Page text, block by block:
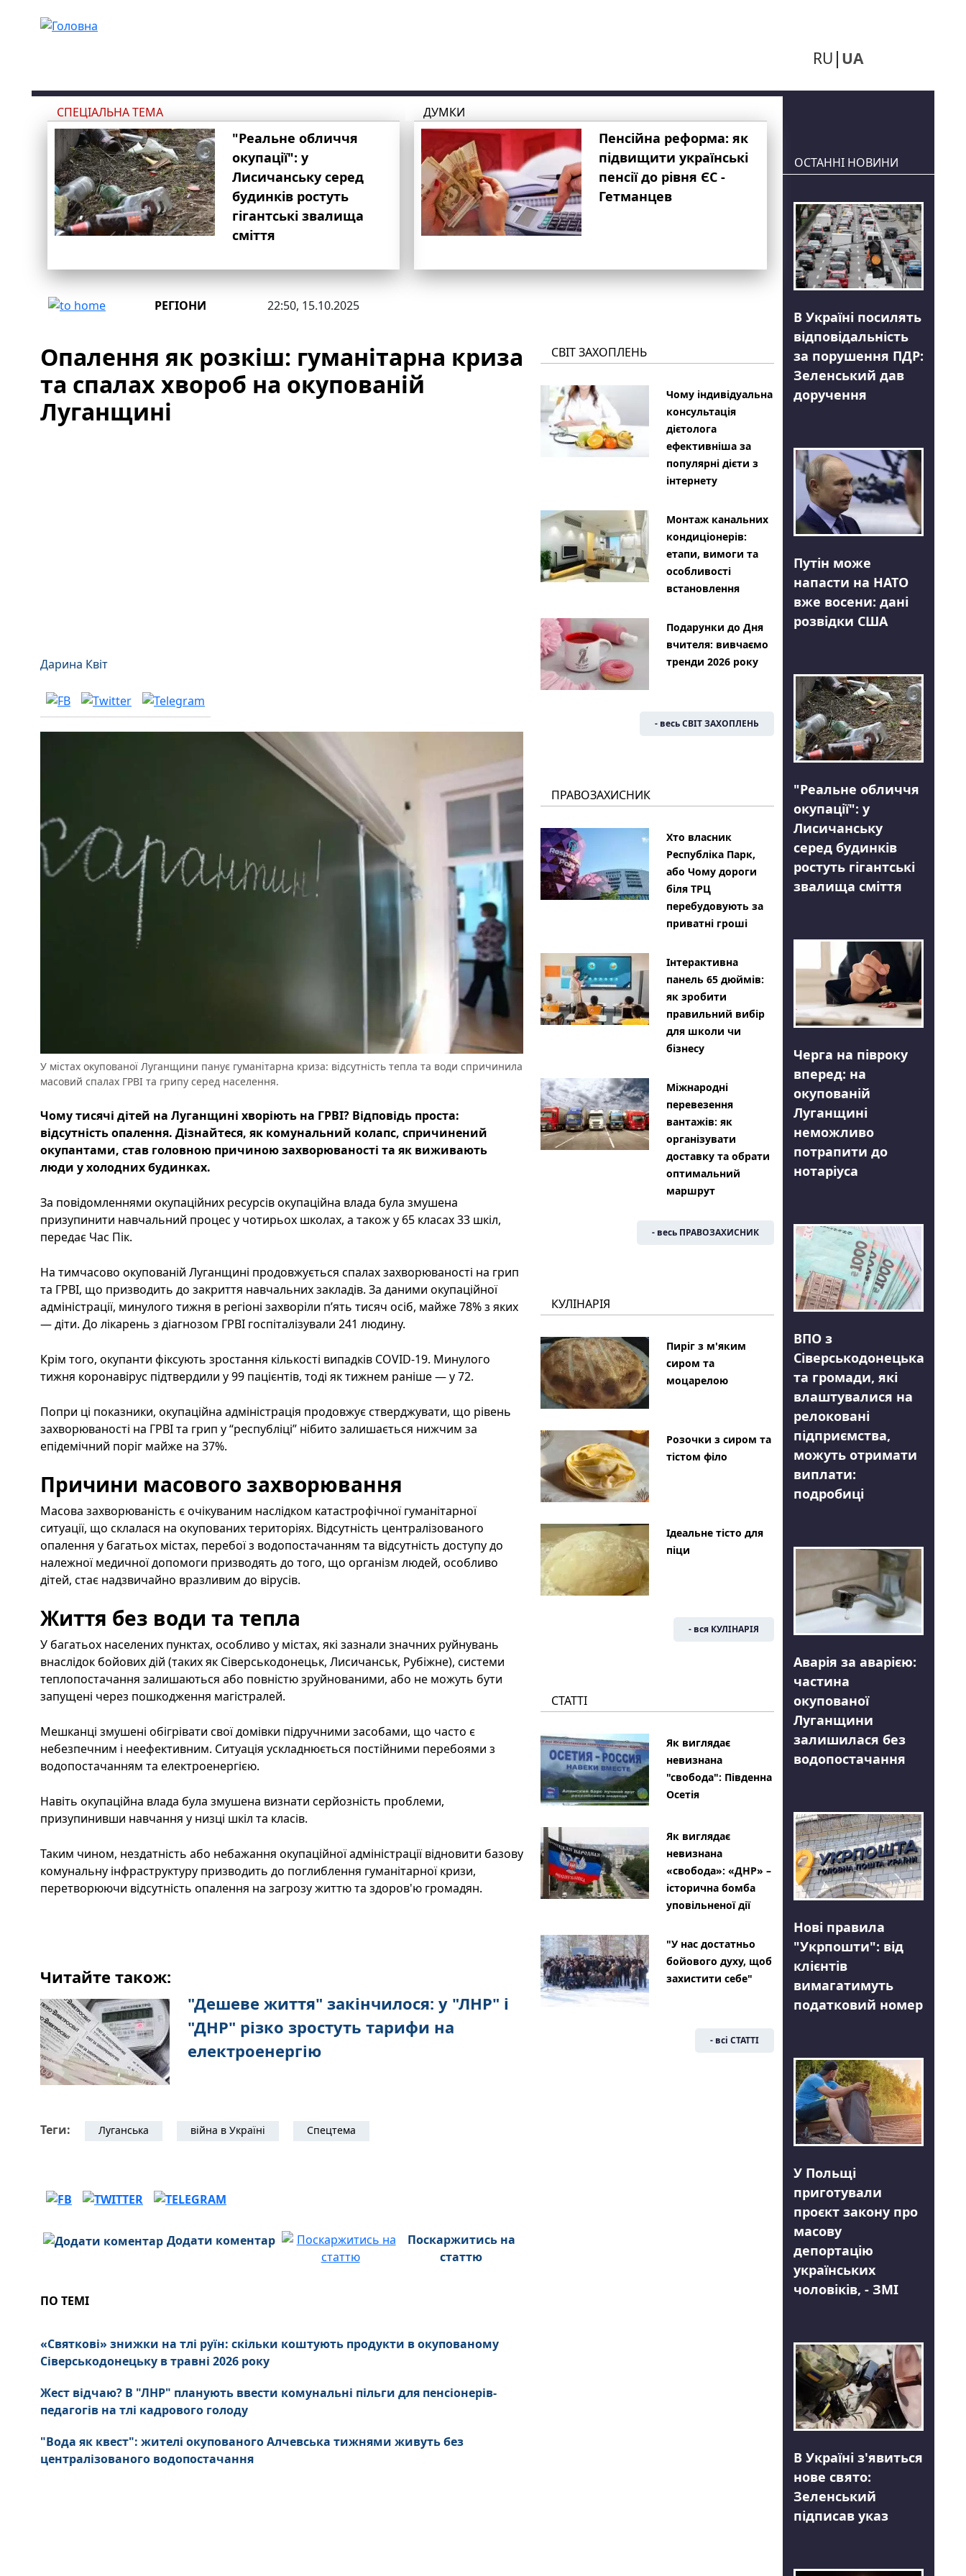
RU UA
СПЕЦІАЛЬНА ТЕМА
"Реальне обличчя
окупації": у
Лисичанську серед
будинків ростуть
гігантські звалища
сміття
ДУМКИ
Пенсійна реформа: як
підвищити українські
пенсії до рівня ЄС -
Гетманцев
РЕГІОНИ 22:50, 15.10.2025
Опалення як розкіш: гуманітарна криза
та спалах хвороб на окупованій
Луганщині
Дарина Квіт
У містах окупованої Луганщини панує гуманітарна криза: відсутність тепла та води спричинила
масовий спалах ГРВІ та грипу серед населення.
Чому тисячі дітей на Луганщині хворіють на ГРВІ? Відповідь проста:
відсутність опалення. Дізнайтеся, як комунальний колапс, спричинений
окупантами, став головною причиною захворюваності та як виживають
люди у холодних будинках.
За повідомленнями окупаційних ресурсів окупаційна влада була змушена
призупинити навчальний процес у чотирьох школах, а також у 65 класах 33 шкіл,
передає Час Пік.
На тимчасово окупованій Луганщині продовжується спалах захворюваності на грип
та ГРВІ, що призводить до закриття навчальних закладів. За даними окупаційної
адміністрації, минулого тижня в регіоні захворіли п’ять тисяч осіб, майже 78% з яких
— діти. До лікарень з діагнозом ГРВІ госпіталізували 241 людину.
Крім того, окупанти фіксують зростання кількості випадків COVID-19. Минулого
тижня коронавірус підтвердили у 99 пацієнтів, тоді як тижнем раніше — у 72.
Попри ці показники, окупаційна адміністрація продовжує стверджувати, що рівень
захворюваності на ГРВІ та грип у “республіці” нібито залишається нижчим за
епідемічний поріг майже на 37%.
Причини масового захворювання
Масова захворюваність є очікуваним наслідком катастрофічної гуманітарної
ситуації, що склалася на окупованих територіях. Відсутність централізованого
опалення у багатьох містах, перебої з водопостачанням та відсутність доступу до
належної медичної допомоги призводять до того, що організм людей, особливо
дітей, стає надзвичайно вразливим до вірусів.
Життя без води та тепла
У багатьох населених пунктах, особливо у містах, які зазнали значних руйнувань
внаслідок бойових дій (таких як Сіверськодонецьк, Лисичанськ, Рубіжне), системи
теплопостачання залишаються або повністю зруйнованими, або не можуть бути
запущені через пошкодження магістралей.
Мешканці змушені обігрівати свої домівки підручними засобами, що часто є
небезпечним і неефективним. Ситуація ускладнюється постійними перебоями з
водопостачанням та електроенергією.
Навіть окупаційна влада була змушена визнати серйозність проблеми,
призупинивши навчання у низці шкіл та класів.
Таким чином, нездатність або небажання окупаційної адміністрації відновити базову
комунальну інфраструктуру призводить до поглиблення гуманітарної кризи,
перетворюючи відсутність опалення на загрозу життю та здоров'ю громадян.
Читайте також:
"Дешеве життя" закінчилося: у "ЛНР" і
"ДНР" різко зростуть тарифи на
електроенергію
Теги: Луганська війна в Україні Спецтема
Додати коментар
Поскаржитись на
статтю
ПО ТЕМІ
«Святкові» знижки на тлі руїн: скільки коштують продукти в окупованому
Сіверськодонецьку в травні 2026 року
Жест відчаю? В "ЛНР" планують ввести комунальні пільги для пенсіонерів-
педагогів на тлі кадрового голоду
"Вода як квест": жителі окупованого Алчевська тижнями живуть без
централізованого водопостачання
СВІТ ЗАХОПЛЕНЬ
Чому індивідуальна
консультація
дієтолога
ефективніша за
популярні дієти з
інтернету
Монтаж канальних
кондиціонерів:
етапи, вимоги та
особливості
встановлення
Подарунки до Дня
вчителя: вивчаємо
тренди 2026 року
- весь СВІТ ЗАХОПЛЕНЬ
ПРАВОЗАХИСНИК
Хто власник
Республіка Парк,
або Чому дороги
біля ТРЦ
перебудовують за
приватні гроші
Інтерактивна
панель 65 дюймів:
як зробити
правильний вибір
для школи чи
бізнесу
Міжнародні
перевезення
вантажів: як
організувати
доставку та обрати
оптимальний
маршрут
- весь ПРАВОЗАХИСНИК
КУЛІНАРІЯ
Пиріг з м'яким
сиром та
моцарелою
Розочки з сиром та
тістом філо
Ідеальне тісто для
піци
- вся КУЛІНАРІЯ
СТАТТІ
Як виглядає
невизнана
"свобода": Південна
Осетія
Як виглядає
невизнана
«свобода»: «ДНР» –
історична бомба
уповільненої дії
"У нас достатньо
бойового духу, щоб
захистити себе"
- всі СТАТТІ
ОСТАННІ НОВИНИ
В Україні посилять
відповідальність
за порушення ПДР:
Зеленський дав
доручення
Путін може
напасти на НАТО
вже восени: дані
розвідки США
"Реальне обличчя
окупації": у
Лисичанську
серед будинків
ростуть гігантські
звалища сміття
Черга на півроку
вперед: на
окупованій
Луганщині
неможливо
потрапити до
нотаріуса
ВПО з
Сіверськодонецька
та громади, які
влаштувалися на
релоковані
підприємства,
можуть отримати
виплати:
подробиці
Аварія за аварією:
частина
окупованої
Луганщини
залишилася без
водопостачання
Нові правила
"Укрпошти": від
клієнтів
вимагатимуть
податковий номер
У Польщі
приготували
проєкт закону про
масову
депортацію
українських
чоловіків, - ЗМІ
В Україні з'явиться
нове свято:
Зеленський
підписав указ